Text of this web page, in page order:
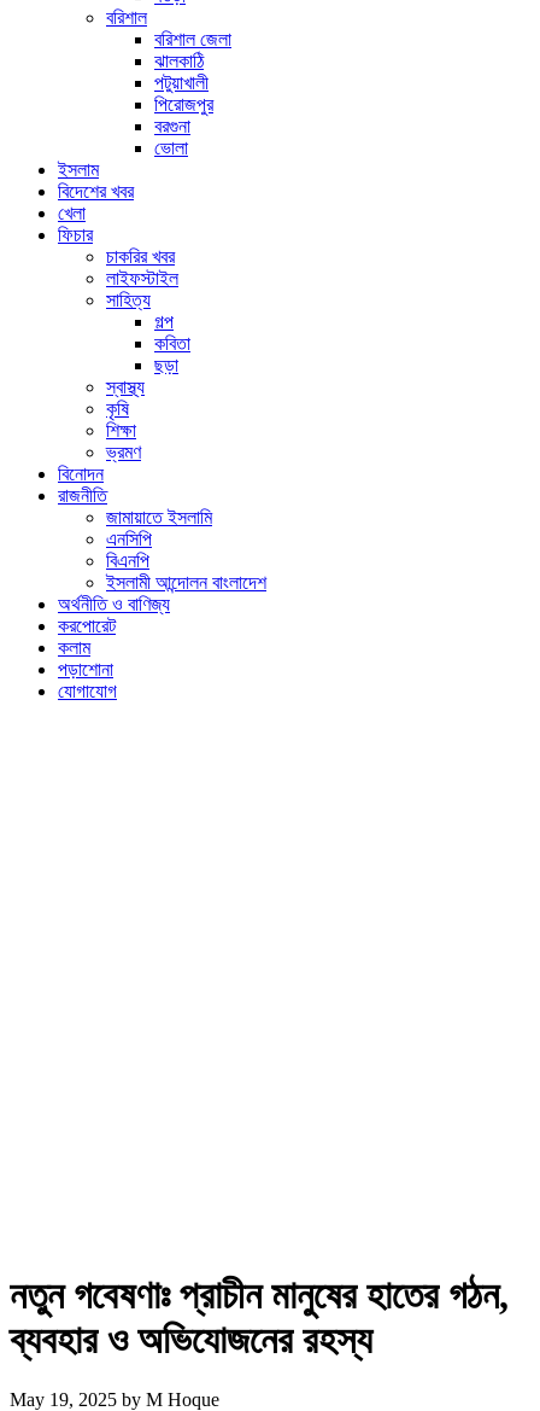
বরিশাল
বরিশাল জেলা
ঝালকাঠি
পটুয়াখালী
পিরোজপুর
বরগুনা
ভোলা
ইসলাম
বিদেশের খবর
খেলা
ফিচার
চাকরির খবর
লাইফস্টাইল
সাহিত্য
গল্প
কবিতা
ছড়া
স্বাস্থ্য
কৃষি
শিক্ষা
ভ্রমণ
বিনোদন
রাজনীতি
জামায়াতে ইসলামি
এনসিপি
বিএনপি
ইসলামী আন্দোলন বাংলাদেশ
অর্থনীতি ও বাণিজ্য
করপোরেট
কলাম
পড়াশোনা
যোগাযোগ
নতুন গবেষণাঃ প্রাচীন মানুষের হাতের গঠন,
ব্যবহার ও অভিযোজনের রহস্য
May 19, 2025 by M Hoque